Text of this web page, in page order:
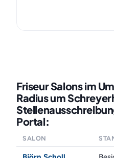
Friseur Salons im
Radius um
Portal:
SALON